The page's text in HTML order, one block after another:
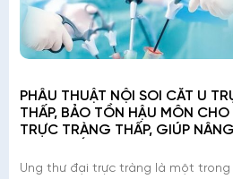
PHẪU THUẬT NỘI SOI CẮT U
THẤP, BẢO TỒN HẬU MÔN
TRỰC TRÀNG THẤP, GIÚP
Ung thư đại trực tràng là một trong